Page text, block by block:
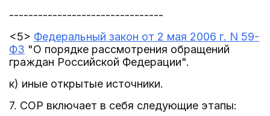
--------------------------------
<5> Федеральный закон от 2 мая 2006 г. N 59-
ФЗ "О порядке рассмотрения обращений
граждан Российской Федерации".
к) иные открытые источники.
7. СОР включает в себя следующие этапы: